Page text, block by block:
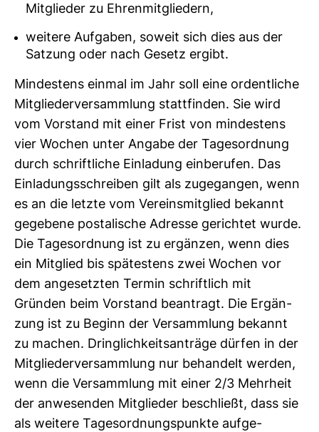
Mitglieder zu Ehrenmitgliedern,
weitere Aufgaben, soweit sich dies aus der
Satzung oder nach Gesetz ergibt.
Min­des­tens einmal im Jahr soll eine ordent­liche
Mit­glie­der­ver­samm­lung statt­finden. Sie wird
vom Vor­stand mit einer Frist von min­des­tens
vier Wochen unter Angabe der Tages­ord­nung
durch schrift­liche Ein­la­dung ein­be­rufen. Das
Ein­la­dungs­schreiben gilt als zuge­gangen, wenn
es an die letzte vom Ver­eins­mit­glied bekannt
gege­bene pos­ta­li­sche Adresse gerichtet wurde.
Die Tages­ord­nung ist zu ergänzen, wenn dies
ein Mit­glied bis spä­tes­tens zwei Wochen vor
dem ange­setzten Termin schrift­lich mit
Gründen beim Vor­stand bean­tragt. Die Ergän­
zung ist zu Beginn der Ver­samm­lung bekannt
zu machen. Dring­lich­keits­an­träge dürfen in der
Mit­glie­der­ver­samm­lung nur behan­delt werden,
wenn die Ver­samm­lung mit einer 2/3 Mehr­heit
der anwe­senden Mit­glieder beschließt, dass sie
als wei­tere Tages­ord­nungs­punkte auf­ge­